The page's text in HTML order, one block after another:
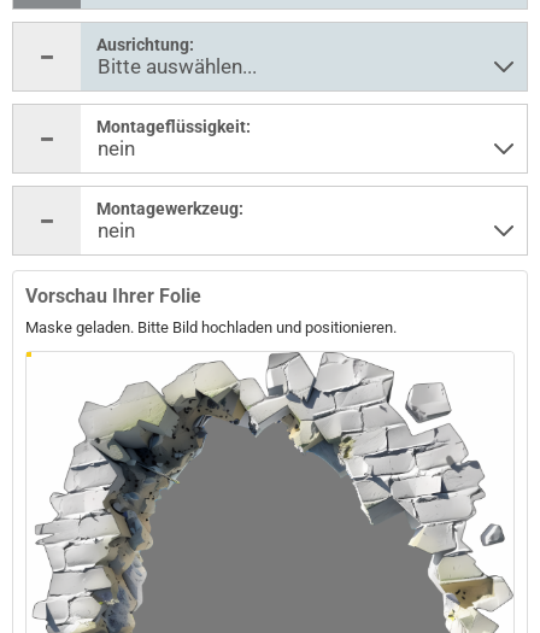
Ausrichtung:
Montageflüssigkeit:
Montagewerkzeug:
Vorschau Ihrer Folie
Maske geladen. Bitte Bild hochladen und positionieren.